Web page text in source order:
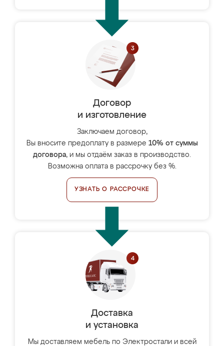
Договор
и изготовление
Заключаем договор,
Вы вносите предоплату в размере 10% от суммы
договора, и мы отдаём заказ в производство.
Возможна оплата в рассрочку без %.
УЗНАТЬ О РАССРОЧКЕ
Доставка
и установка
Мы доставляем мебель по Электростали и всей